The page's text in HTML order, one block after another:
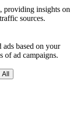
providing insights on
sources.
based on your
of ad campaigns.